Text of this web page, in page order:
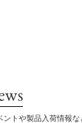
トや製品入荷情報な